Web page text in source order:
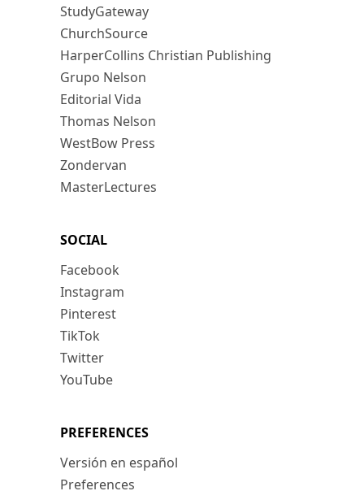
StudyGateway
ChurchSource
HarperCollins Christian Publishing
Grupo Nelson
Editorial Vida
Thomas Nelson
WestBow Press
Zondervan
MasterLectures
SOCIAL
Facebook
Instagram
Pinterest
TikTok
Twitter
YouTube
PREFERENCES
Versión en español
Preferences